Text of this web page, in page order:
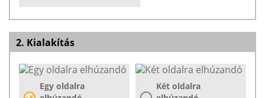
2. Kialakítás
Egy oldalra
Két oldalra